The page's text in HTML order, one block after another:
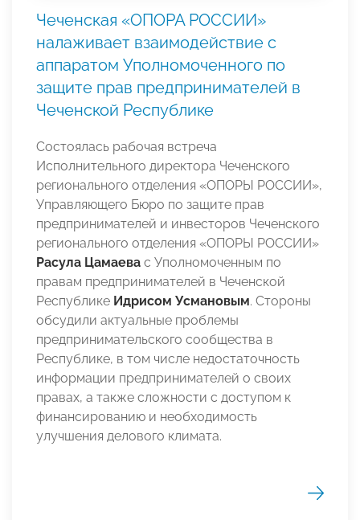
Чеченская «ОПОРА РОССИИ»
налаживает взаимодействие с
аппаратом Уполномоченного по
защите прав предпринимателей в
Чеченской Республике
Состоялась рабочая встреча
Исполнительного директора Чеченского
регионального отделения «ОПОРЫ РОССИИ»,
Управляющего Бюро по защите прав
предпринимателей и инвесторов Чеченского
регионального отделения «ОПОРЫ РОССИИ»
Расула Цамаева с Уполномоченным по
правам предпринимателей в Чеченской
Республике Идрисом Усмановым. Стороны
обсудили актуальные проблемы
предпринимательского сообщества в
Республике, в том числе недостаточность
информации предпринимателей о своих
правах, а также сложности с доступом к
финансированию и необходимость
улучшения делового климата.